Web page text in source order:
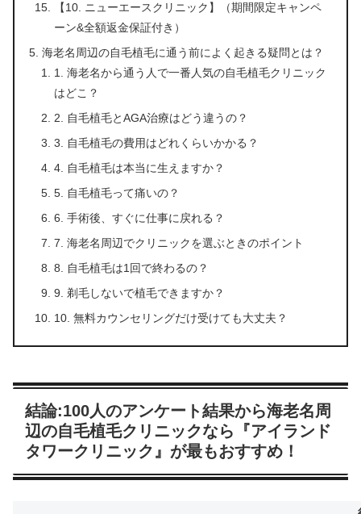
【10. ニューエースクリニック】（期間限定キャンペ
ーン&全額返金保証付き）
海老名周辺の自毛植毛に通う前によく起きる疑問とは？
1. 海老名から通う人で一番人気の自毛植毛クリニック
はどこ？
2. 自毛植毛とAGA治療はどう違うの？
3. 自毛植毛の費用はどれくらいかかる？
4. 自毛植毛は本当に生えますか？
5. 自毛植毛って痛いの？
6. 手術後、すぐに仕事に戻れる？
7. 海老名周辺でクリニックを選ぶときのポイント
8. 自毛植毛は1回で終わるの？
9. 剃毛しないで植毛できますか？
10. 無料カウンセリングだけ受けても大丈夫？
結論:100人のアンケート結果から海老名周
辺の自毛植毛クリニックなら『アイランド
タワークリニック』が最もおすすめ！